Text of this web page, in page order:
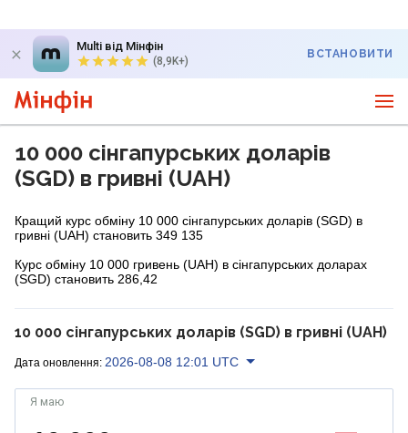
Multi від Мінфін
(8,9K+)
ВСТАНОВИТИ
10 000 сінгапурських доларів
(SGD) в гривні (UAH)
Кращий курс обміну 10 000 сінгапурських доларів (SGD) в
гривні (UAH) становить 349 135
Курс обміну 10 000 гривень (UAH) в сінгапурських доларах
(SGD) становить 286,42
10 000 сінгапурських доларів (SGD) в гривні (UAH)
Дата оновлення: 2026-08-08 12:01 UTC
Я маю